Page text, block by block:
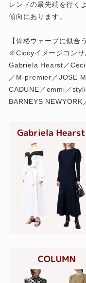
レンドの最先端を行く
傾向にあります。
【骨格ウェーブに似合
※Ciccyイメージコンサ
Gabriela Hearst／
／M-premier／JOSE
CADUNE／emmi／
BARNEYS